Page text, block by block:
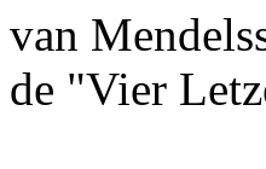
van
de "Vier